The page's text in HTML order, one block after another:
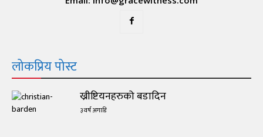
लोकप्रिय पोस्ट
ख्रीष्टियनहरुको बडादिन
३ वर्ष अगाडि